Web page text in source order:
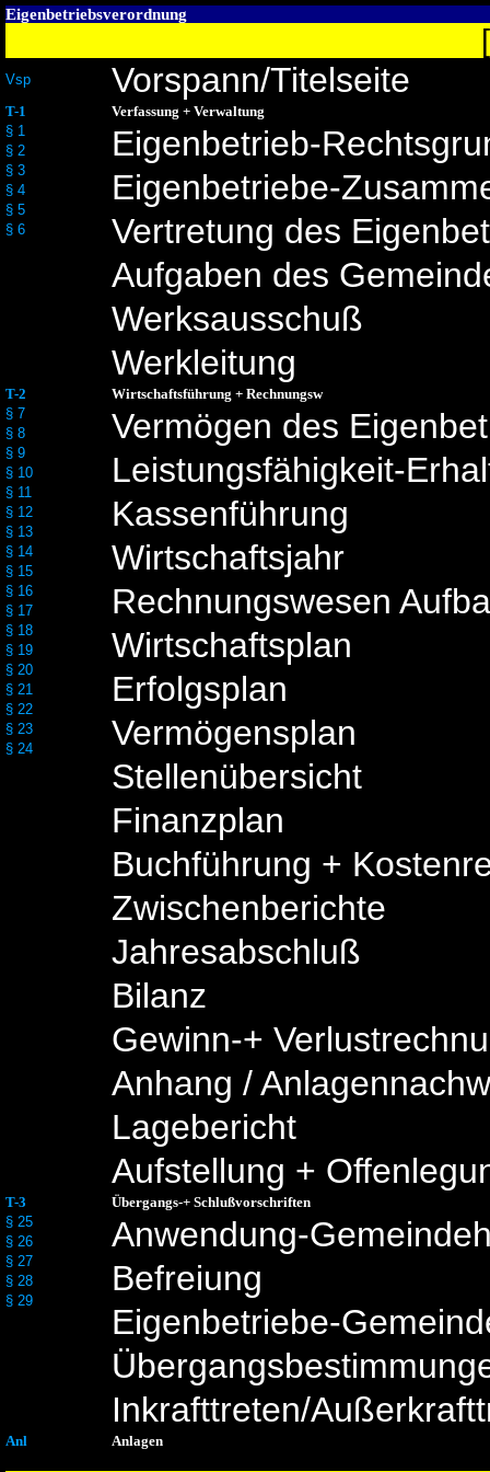
Eigenbetriebsverordnung
Vsp Vorspann/Titelseite
T-1
Verfassung + Verwaltung
§ 1
§ 2
§ 3
§ 4
§ 5
§ 6
Eigenbetrieb-
Eigenbetriebe-
Vertretung des
Aufgaben des
Werksausschuß
Werkleitung
T-2
Wirtschaftsführung + Rechnungsw
§ 7
§ 8
§ 9
§ 10
§ 11
§ 12
§ 13
§ 14
§ 15
§ 16
§ 17
§ 18
§ 19
§ 20
§ 21
§ 22
§ 23
§ 24
Vermögen des
Leistungsfähigkeit-
Kassenführung
Wirtschaftsjahr
Rechnungswesen
Wirtschaftsplan
Erfolgsplan
Vermögensplan
Stellenübersicht
Finanzplan
Buchführung +
Zwischenberichte
Jahresabschluß
Bilanz
Gewinn-+
Anhang /
Lagebericht
Aufstellung +
T-3
Übergangs-+ Schlußvorschriften
§ 25
§ 26
§ 27
§ 28
§ 29
Anwendung-
Befreiung
Eigenbetriebe-
Inkrafttreten/
Anl Anlagen